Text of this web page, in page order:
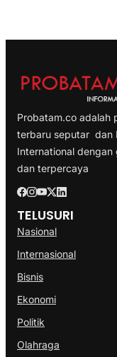
Probatam.co adalah
terbaru seputar dan
International
dan terpercaya
TELUSURI
Nasional
Internasional
Bisnis
Ekonomi
Politik
Olahraga